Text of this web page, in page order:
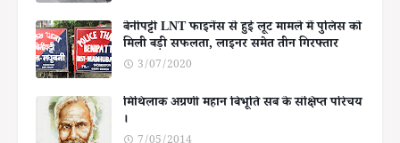
बेनीपट्टी LNT फाइनेंस से हुई लूट मामले में पुलिस को
मिली बड़ी सफलता, लाइनर समेत तीन गिरफ्तार
3/07/2020
मिथिलाक अग्रणी महान बिभूति सब के संक्षिप्त परिचय
।